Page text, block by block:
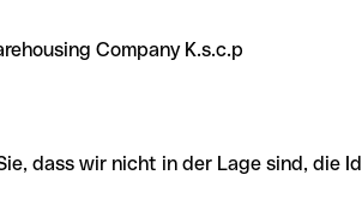
Company K.s.c.p
dass wir nicht in der Lage sind, die